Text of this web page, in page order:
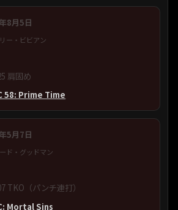
8月5日
ー・ビビアン
肩固め
58: Prime Time
5月7日
ド・グッドマン
TKO（パンチ連打）
Mortal Sins